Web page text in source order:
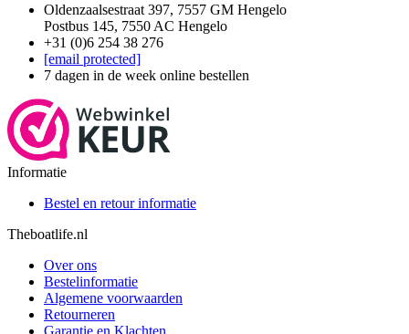
Oldenzaalsestraat 397, 7557 GM Hengelo
Postbus 145, 7550 AC Hengelo
+31 (0)6 254 38 276
[email protected]
7 dagen in de week online bestellen
Informatie
Bestel en retour informatie
Theboatlife.nl
Over ons
Bestelinformatie
Algemene voorwaarden
Retourneren
Garantie en Klachten